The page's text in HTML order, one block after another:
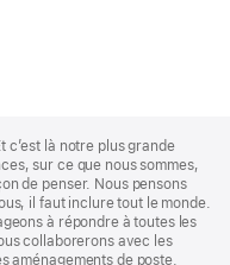
c’est là notre plus grande
sur ce que nous sommes,
de penser. Nous pensons
il faut inclure tout le monde.
à répondre à toutes les
collaborerons avec les
aménagements de poste.